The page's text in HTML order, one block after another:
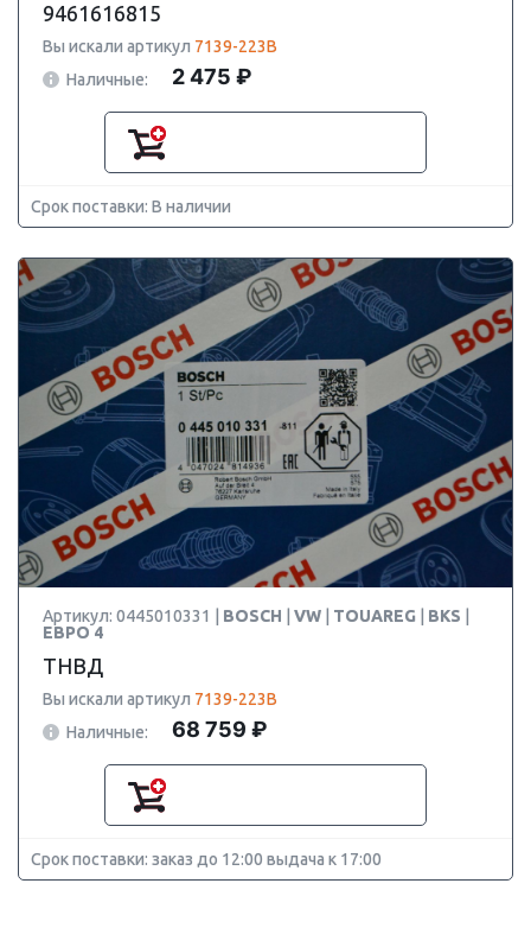
9461616815
Вы искали артикул 7139-223B
Наличные:
2 475 ₽
Срок поставки: В наличии
Артикул: 0445010331 | BOSCH VW TOUAREG BKS
ЕВРО 4
ТНВД
Вы искали артикул 7139-223B
Наличные:
68 759 ₽
Срок поставки: заказ до 12:00 выдача к 17:00